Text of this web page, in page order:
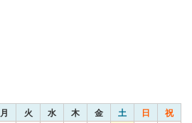
月 火 水 木 金 土 日 祝